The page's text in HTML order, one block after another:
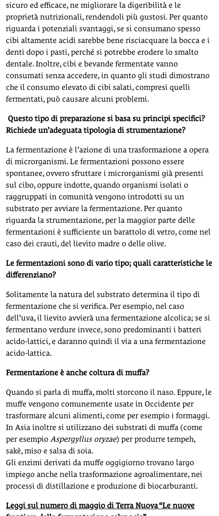
sicuro ed efficace, ne migliorare la digeribilità e le
proprietà nutrizionali, rendendoli più gustosi. Per quanto
riguarda i potenziali svantaggi, se si consumano spesso
cibi altamente acidi sarebbe bene risciacquare la bocca e i
denti dopo i pasti, perché si potrebbe erodere lo smalto
dentale. Inoltre, cibi e bevande fermentate vanno
consumati senza accedere, in quanto gli studi dimostrano
che il consumo elevato di cibi salati, compresi quelli
fermentati, può causare alcuni problemi.
Questo tipo di preparazione si basa su principi specifici?
Richiede un’adeguata tipologia di strumentazione?
La fermentazione è l’azione di una trasformazione a opera
di microrganismi. Le fermentazioni possono essere
spontanee, ovvero sfruttare i microrganismi già presenti
sul cibo, oppure indotte, quando organismi isolati o
raggruppati in comunità vengono introdotti su un
substrato per avviare la fermentazione. Per quanto
riguarda la strumentazione, per la maggior parte delle
fermentazioni è sufficiente un barattolo di vetro, come nel
caso dei crauti, del lievito madre o delle olive.
Le fermentazioni sono di vario tipo; quali caratteristiche le
differenziano?
Solitamente la natura del substrato determina il tipo di
fermentazione che si verifica. Per esempio, nel caso
dell’uva, il lievito avvierà una fermentazione alcolica; se si
fermentano verdure invece, sono predominanti i batteri
acido-lattici, e daranno quindi il via a una fermentazione
acido-lattica.
Fermentazione è anche coltura di muffa?
Quando si parla di muffa, molti storcono il naso. Eppure, le
muffe vengono comunemente usate in Occidente per
trasformare alcuni alimenti, come per esempio i formaggi.
In Asia inoltre si utilizzano dei substrati di muffa (come
per esempio Aspergyllus oryzae) per produrre tempeh,
sakè, miso e salsa di soia.
Gli enzimi derivati da muffe oggigiorno trovano largo
impiego anche nella trasformazione agroalimentare, nei
processi di distillazione e produzione di biocarburanti.
Leggi sul numero di maggio di Terra Nuova “Le nuove